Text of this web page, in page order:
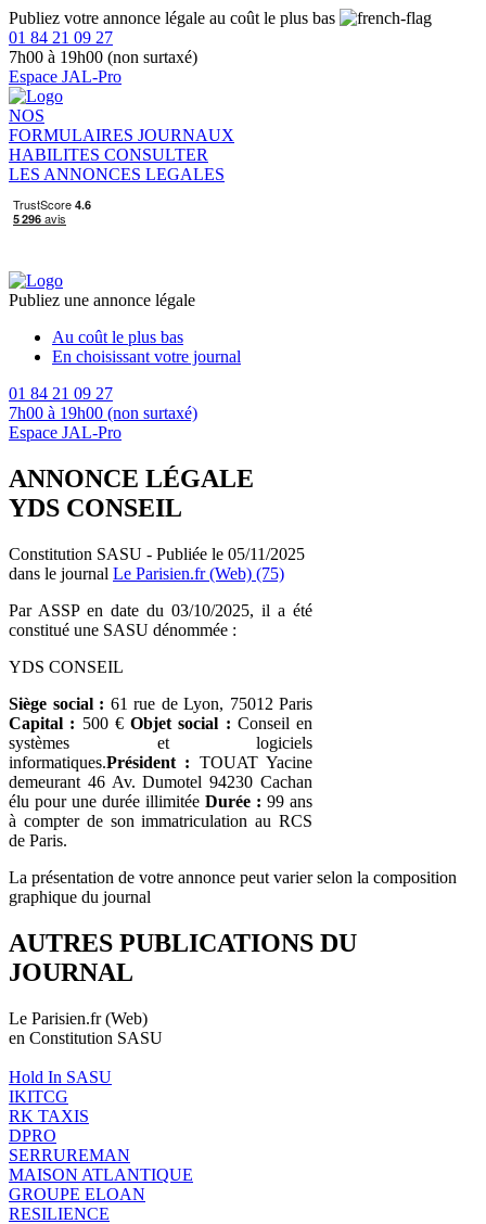
Publiez votre annonce légale au coût le plus bas
01 84 21 09 27
7h00 à 19h00 (non surtaxé)
Espace JAL-Pro
NOS
FORMULAIRES JOURNAUX
HABILITES CONSULTER
LES ANNONCES LEGALES
Publiez une annonce légale
Au coût le plus bas
En choisissant votre journal
01 84 21 09 27
7h00 à 19h00 (non surtaxé)
Espace JAL-Pro
ANNONCE LÉGALE
YDS CONSEIL
Constitution SASU - Publiée le 05/11/2025
dans le journal Le Parisien.fr (Web) (75)
Par ASSP en date du 03/10/2025, il a été
constitué une SASU dénommée :
YDS CONSEIL
Siège social : 61 rue de Lyon, 75012 Paris
Capital : 500 € Objet social : Conseil en
systèmes et logiciels
informatiques.Président : TOUAT Yacine
demeurant 46 Av. Dumotel 94230 Cachan
élu pour une durée illimitée Durée : 99 ans
à compter de son immatriculation au RCS
de Paris.
La présentation de votre annonce peut varier selon la composition
graphique du journal
AUTRES PUBLICATIONS DU
JOURNAL
Le Parisien.fr (Web)
en Constitution SASU
Hold In SASU
IKITCG
RK TAXIS
DPRO
SERRUREMAN
MAISON ATLANTIQUE
GROUPE ELOAN
RESILIENCE